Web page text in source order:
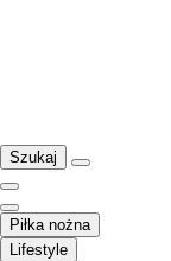
Szukaj
Piłka nożna
Lifestyle